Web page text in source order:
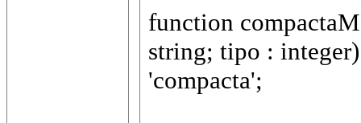
function
string; tipo :
'compacta';